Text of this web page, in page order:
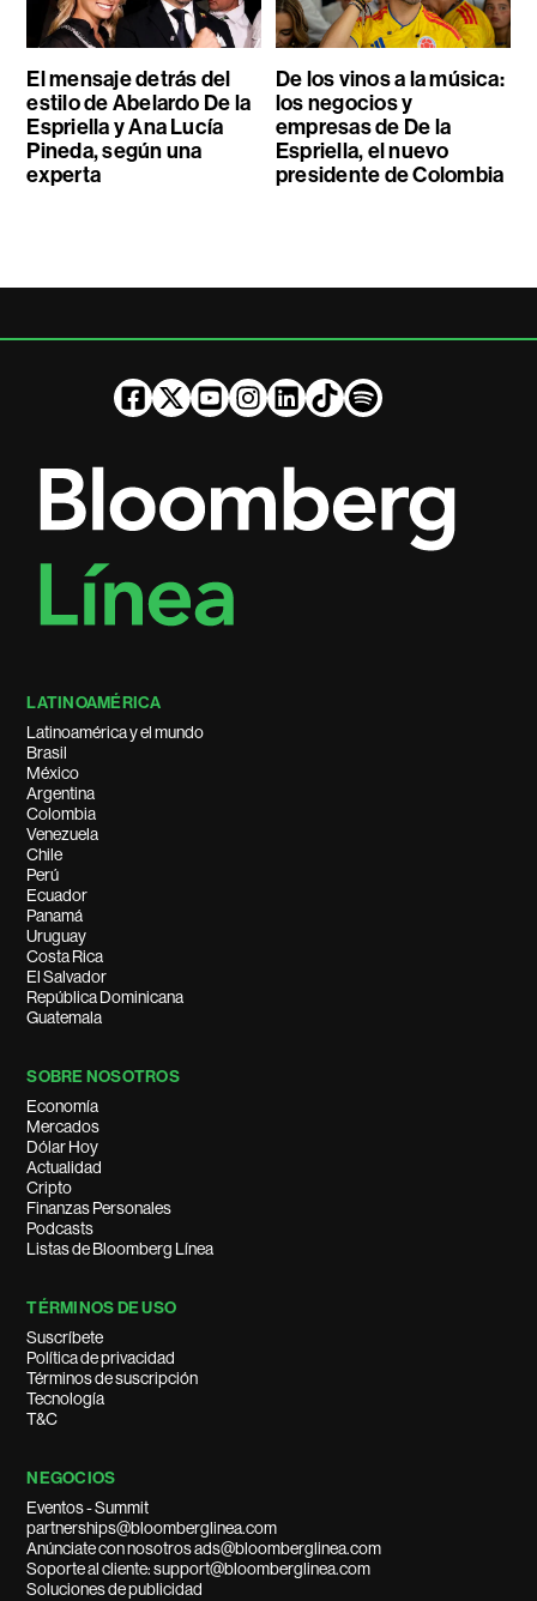
El mensaje detrás del
estilo de Abelardo De la
Espriella y Ana Lucía
Pineda, según una
experta
De los vinos a la música:
los negocios y
empresas de De la
Espriella, el nuevo
presidente de Colombia
LATINOAMÉRICA
Latinoamérica y el mundo
Brasil
México
Argentina
Colombia
Venezuela
Chile
Perú
Ecuador
Panamá
Uruguay
Costa Rica
El Salvador
República Dominicana
Guatemala
SOBRE NOSOTROS
Economía
Mercados
Dólar Hoy
Actualidad
Cripto
Finanzas Personales
Podcasts
Listas de Bloomberg Línea
TÉRMINOS DE USO
Suscríbete
Política de privacidad
Términos de suscripción
Tecnología
T&C
NEGOCIOS
Eventos - Summit
partnerships@bloomberglinea.com
Anúnciate con nosotros ads@bloomberglinea.com
Soporte al cliente: support@bloomberglinea.com
Soluciones de publicidad